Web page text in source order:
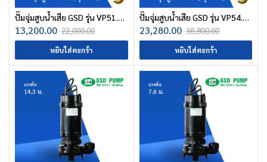
ปั๊มจุ่มสูบน้ำเสีย GSD รุ่น VP51.5-50
22,000.00
13,200.00
หยิบใส่ตะกร้า
ปั๊มจุ่มสูบน้ำเสีย GSD รุ่น VP54.0-80
38,800.00
23,280.00
หยิบใส่ตะกร้า